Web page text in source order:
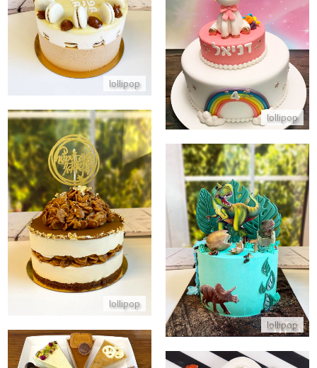
lollipop
התקשר/י
lollipop
חד קרן בעוגת בצק סוכר מעוצבת
התקשר/י
lollipop
עוגת מוס לוטוס ליום הולדת
התקשר/י
lollipop
עוגת דינוזאורים מעוצבת פרווה
התקשר/י